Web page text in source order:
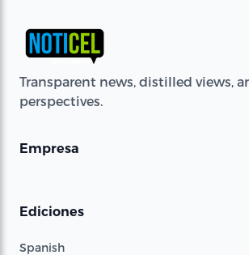
Transparent news, distilled views,
perspectives.
Empresa
Ediciones
Spanish